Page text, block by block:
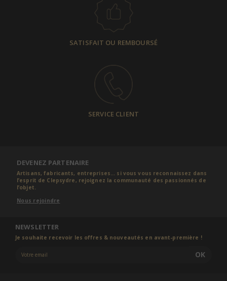
SATISFAIT OU REMBOURSÉ
SERVICE CLIENT
DEVENEZ PARTENAIRE
Artisans, fabricants, entreprises... si vous vous reconnaissez dans
l’esprit de Clepsydre, rejoignez la communauté des passionnés de
l’objet.
Nous rejoindre
NEWSLETTER
Je souhaite recevoir les offres & nouveautés en avant-première !
OK